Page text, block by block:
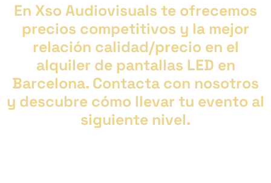
En Xso Audiovisuals te ofrecemos
precios competitivos y la mejor
relación calidad/precio en el
alquiler de pantallas LED en
Barcelona. Contacta con nosotros
y descubre cómo llevar tu evento al
siguiente nivel.